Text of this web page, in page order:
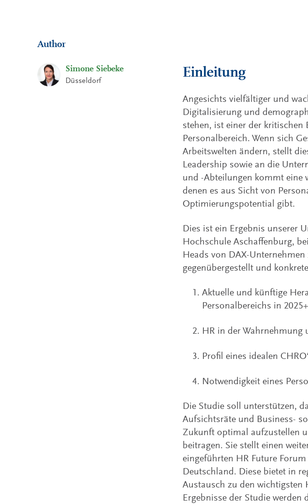
Author
Simone Siebeke
Düsseldorf
Einleitung
Angesichts vielfältiger und
Digitalisierung und
stehen, ist einer der
Personalbereich. Wenn sich
Arbeitswelten ändern, stellt
Leadership sowie an die
und -Abteilungen kommt eine
denen es aus Sicht von
Optimierungspotential gibt.
Dies ist ein Ergebnis unserer
Hochschule Aschaffenburg,
Heads von DAX-
gegenübergestellt und
Aktuelle und künftige
Personalbereichs in 2025+
HR in der
Profil eines idealen
Notwendigkeit eines
Die Studie soll unterstützen,
Aufsichtsräte und Business-
Zukunft optimal aufzustellen
beitragen. Sie stellt einen
eingeführten HR Future
Deutschland. Diese bietet in
Austausch zu den wichtigsten
Ergebnisse der Studie werden